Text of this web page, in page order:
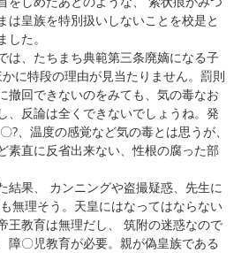
は皇族を特別扱いしないことを校是と
た。
は、たちまち典範第三条廃嫡になる子
に特段の理由が見当たりません。罰則
撤回できないのをみても、気の毒なお
、反論は全くできないでしょうね。発
?、温度の感覚など気の毒とは思うが、
素直に反省出来ない、性根の腐った部
結果、 カンニングや盗撮疑惑、先生に
無理そう。天皇にはなってはならない
王教育は無理だし、 筑附の迷惑なので
障〇児教育が必要。親が偽皇族である